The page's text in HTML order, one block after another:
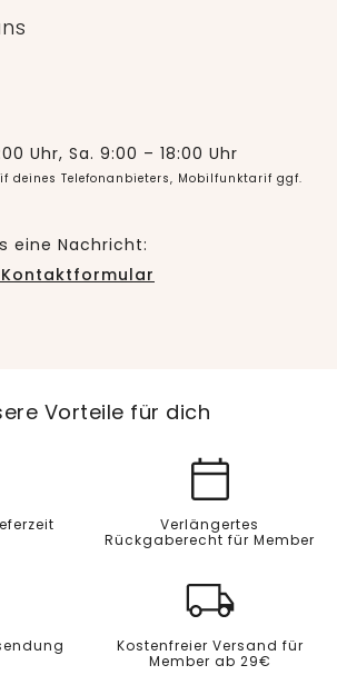
Uhr, Sa. 9:00 – 18:00 Uhr
deines Telefonanbieters, Mobilfunktarif ggf.
eine Nachricht:
Kontaktformular
Vorteile für dich
Verlängertes
Rückgaberecht für Member
Kostenfreier Versand für
Member ab 29€